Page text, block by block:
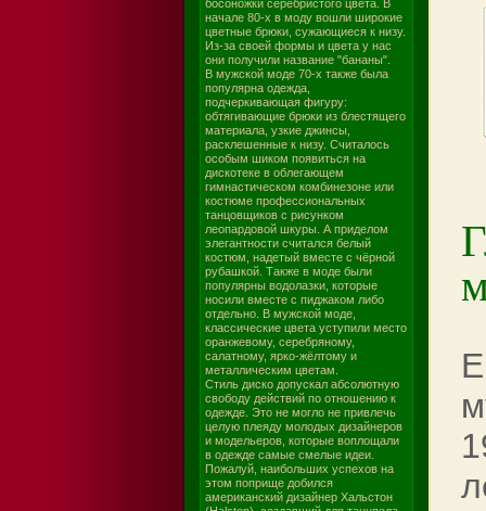
босоножки серебристого цвета. В
начале 80-х в моду вошли широкие
цветные брюки, сужающиеся к низу.
Из-за своей формы и цвета у нас
они получили название "бананы".
В мужской моде 70-х также была
популярна одежда,
подчеркивающая фигуру:
обтягивающие брюки из блестящего
материала, узкие джинсы,
расклешенные к низу. Считалось
особым шиком появиться на
дискотеке в облегающем
гимнастическом комбинезоне или
костюме профессиональных
танцовщиков с рисунком
леопардовой шкуры. А приделом
элегантности считался белый
костюм, надетый вместе с чёрной
рубашкой. Также в моде были
популярны водолазки, которые
носили вместе с пиджаком либо
отдельно. В мужской моде,
классические цвета уступили место
оранжевому, серебряному,
салатному, ярко-жёлтому и
металлическим цветам.
Стиль диско допускал абсолютную
свободу действий по отношению к
одежде. Это не могло не привлечь
целую плеяду молодых дизайнеров
и модельеров, которые воплощали
в одежде самые смелые идеи.
Пожалуй, наибольших успехов на
этом поприще добился
американский дизайнер Хальстон